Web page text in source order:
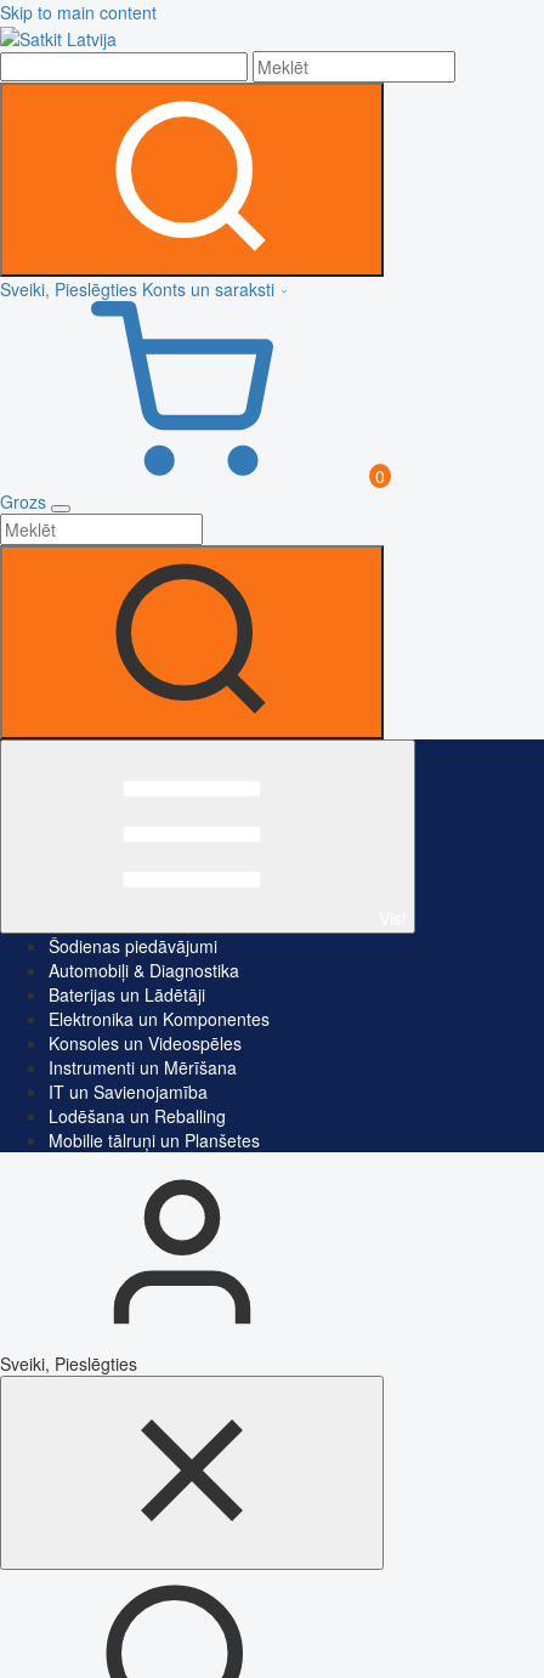
Skip to main content
Sveiki, Pieslēgties Konts un saraksti
0
Grozs
Šodienas piedāvājumi
Automobiļi & Diagnostika
Baterijas un Lādētāji
Elektronika un Komponentes
Konsoles un Videospēles
Instrumenti un Mērīšana
IT un Savienojamība
Lodēšana un Reballing
Mobilie tālruņi un Planšetes
Sveiki, Pieslēgties